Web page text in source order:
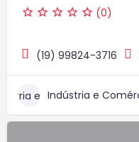
(0)
(19) 99824-3716
Indústria e